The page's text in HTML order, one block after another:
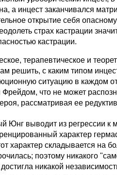
а инцест заканчивался
открытие себя
страх кастрации
кастрации.
терапевтическое и
решить, с каким типом
ситуацию в каждом
что не может
рассматривая ее
Юнг выводит из регрессии к
характер
характер складывается на
поэтому никакого
никакой